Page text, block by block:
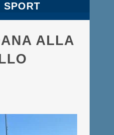
SPORT
ALLA